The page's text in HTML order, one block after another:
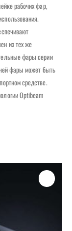
рабочих фар,
из тех же
фары серии
фары может быть
средстве.
Optibeam